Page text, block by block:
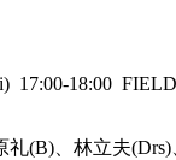
17:00-18:00
礼(B)、林立夫